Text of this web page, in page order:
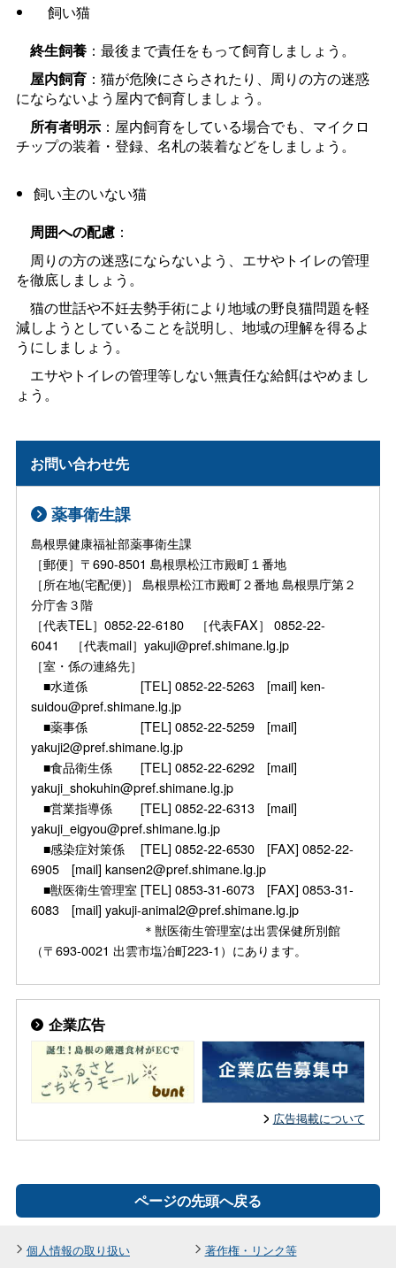
飼い猫
終生飼養：最後まで責任をもって飼育しましょう。
屋内飼育：猫が危険にさらされたり、周りの方の迷惑
にならないよう屋内で飼育しましょう。
所有者明示：屋内飼育をしている場合でも、マイクロ
チップの装着・登録、名札の装着などをしましょう。
飼い主のいない猫
周囲への配慮：
周りの方の迷惑にならないよう、エサやトイレの管理
を徹底しましょう。
猫の世話や不妊去勢手術により地域の野良猫問題を軽
減しようとしていることを説明し、地域の理解を得るよ
うにしましょう。
エサやトイレの管理等しない無責任な給餌はやめまし
ょう。
お問い合わせ先
薬事衛生課
島根県健康福祉部薬事衛生課
［郵便］〒690-8501 島根県松江市殿町１番地
［所在地(宅配便)］ 島根県松江市殿町２番地 島根県庁第２
分庁舎３階
［代表TEL］0852-22-6180 ［代表FAX］ 0852-22-
6041 ［代表mail］yakuji@pref.shimane.lg.jp
［室・係の連絡先］
■水道係 [TEL] 0852-22-5263 [mail] ken-
suidou@pref.shimane.lg.jp
■薬事係 [TEL] 0852-22-5259 [mail]
yakuji2@pref.shimane.lg.jp
■食品衛生係 [TEL] 0852-22-6292 [mail]
yakuji_shokuhin@pref.shimane.lg.jp
■営業指導係 [TEL] 0852-22-6313 [mail]
yakuji_eigyou@pref.shimane.lg.jp
■感染症対策係 [TEL] 0852-22-6530 [FAX] 0852-22-
6905 [mail] kansen2@pref.shimane.lg.jp
■獣医衛生管理室 [TEL] 0853-31-6073 [FAX] 0853-31-
6083 [mail] yakuji-animal2@pref.shimane.lg.jp
＊獣医衛生管理室は出雲保健所別館
（〒693-0021 出雲市塩冶町223-1）にあります。
企業広告
広告掲載について
ページの先頭へ戻る
個人情報の取り扱い 著作権・リンク等